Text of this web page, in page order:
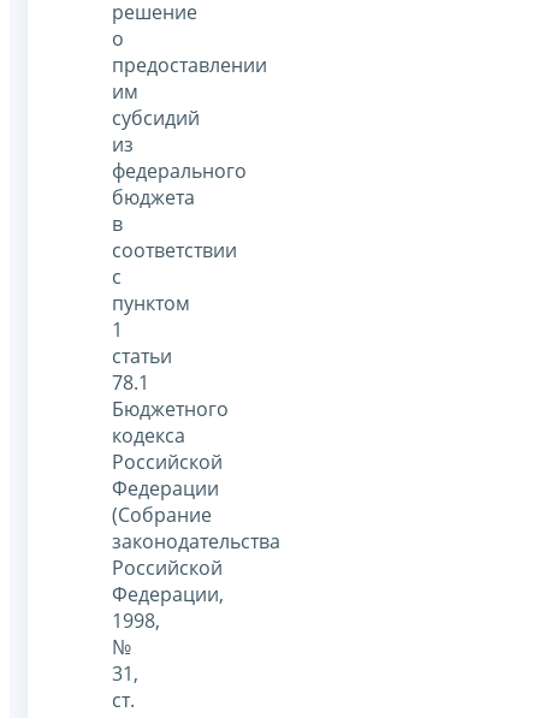
решение
о
предоставлении
им
субсидий
из
федерального
бюджета
в
соответствии
с
пунктом
1
статьи
78.1
Бюджетного
кодекса
Российской
Федерации
(Собрание
законодательства
Российской
Федерации,
1998,
№
31,
ст.